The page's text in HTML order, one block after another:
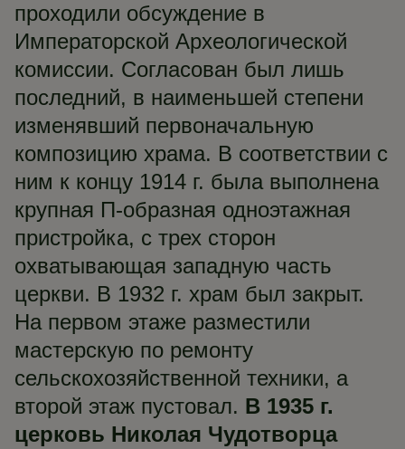
проходили обсуждение в
Императорской Археологической
комиссии. Согласован был лишь
последний, в наименьшей степени
изменявший первоначальную
композицию храма. В соответствии с
ним к концу 1914 г. была выполнена
крупная П-образная одноэтажная
пристройка, с трех сторон
охватывающая западную часть
церкви. В 1932 г. храм был закрыт.
На первом этаже разместили
мастерскую по ремонту
сельскохозяйственной техники, а
второй этаж пустовал. В 1935 г.
церковь Николая Чудотворца